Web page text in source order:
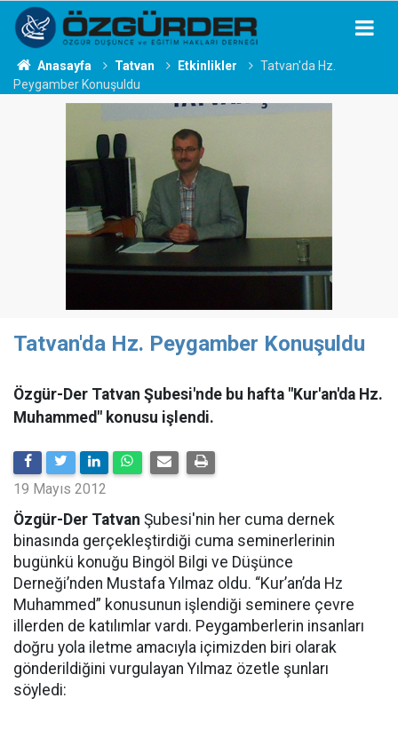
Anasayfa Tatvan Etkinlikler
Tatvan'da Hz.
Peygamber Konuşuldu
Tatvan'da Hz. Peygamber Konuşuldu
Özgür-Der Tatvan Şubesi'nde bu hafta "Kur'an'da Hz.
Muhammed" konusu işlendi.
19 Mayıs 2012
Özgür-Der Tatvan Şubesi'nin her cuma dernek
binasında gerçekleştirdiği cuma seminerlerinin
bugünkü konuğu Bingöl Bilgi ve Düşünce
Derneği’nden Mustafa Yılmaz oldu. “Kur’an’da Hz
Muhammed” konusunun işlendiği seminere çevre
illerden de katılımlar vardı. Peygamberlerin insanları
doğru yola iletme amacıyla içimizden biri olarak
gönderildiğini vurgulayan Yılmaz özetle şunları
söyledi: